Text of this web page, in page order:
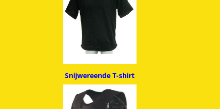
Snijwereende T-shirt